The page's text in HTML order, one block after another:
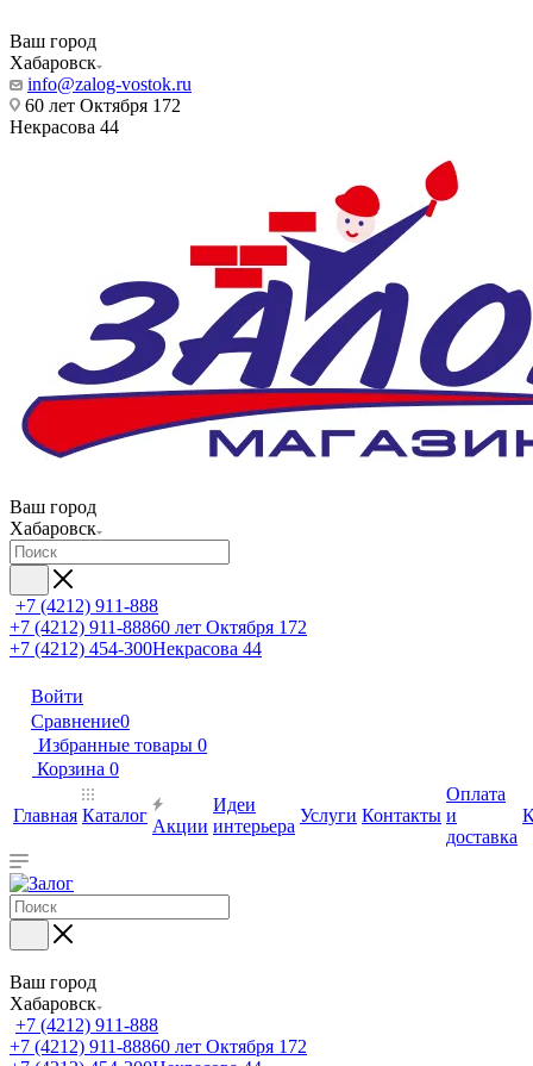
Ваш город
Хабаровск
info@zalog-vostok.ru
60 лет Октября 172
Некрасова 44
Ваш город
Хабаровск
+7 (4212) 911-888
+7 (4212) 911-88860 лет Октября 172
+7 (4212) 454-300Некрасова 44
Войти
Сравнение0
Избранные товары 0
Корзина 0
Главная Каталог
Акции
Идеи
интерьера
Услуги Контакты
Оплата
и
доставка
Ваш город
Хабаровск
+7 (4212) 911-888
+7 (4212) 911-88860 лет Октября 172